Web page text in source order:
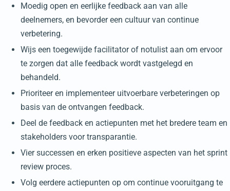
Moedig open en eerlijke feedback aan van alle
deelnemers, en bevorder een cultuur van continue
verbetering.
Wijs een toegewijde facilitator of notulist aan om ervoor
te zorgen dat alle feedback wordt vastgelegd en
behandeld.
Prioriteer en implementeer uitvoerbare verbeteringen op
basis van de ontvangen feedback.
Deel de feedback en actiepunten met het bredere team en
stakeholders voor transparantie.
Vier successen en erken positieve aspecten van het sprint
review proces.
Volg eerdere actiepunten op om continue vooruitgang te